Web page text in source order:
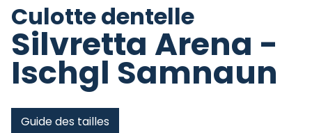
Culotte dentelle
Silvretta Arena -
Ischgl Samnaun
Guide des tailles